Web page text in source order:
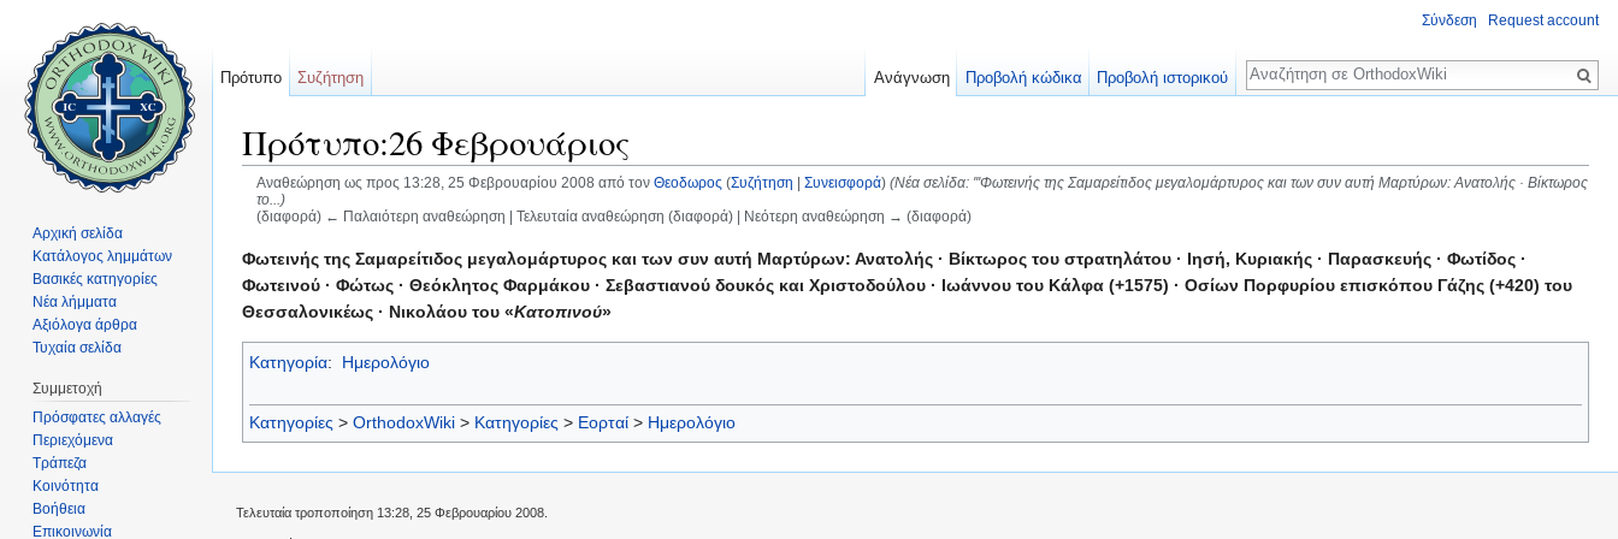
Πρότυπο:26 Φεβρουάριος
Αναθεώρηση ως προς 13:28, 25 Φεβρουαρίου 2008 από τον Θεοδωρος (Συζήτηση Συνεισφορά) (Νέα σελίδα: '''Φωτεινής της Σαμαρείτιδος μεγαλομάρτυρος και των συν αυτή Μαρτύρων: Ανατολής · Βίκτωρος
το...)
(διαφορά) ← Παλαιότερη αναθεώρηση | Τελευταία αναθεώρηση (διαφορά) | Νεότερη αναθεώρηση → (διαφορά)
Φωτεινής της Σαμαρείτιδος μεγαλομάρτυρος και των συν αυτή Μαρτύρων: Ανατολής · Βίκτωρος του στρατηλάτου · Ιησή, Κυριακής · Παρασκευής · Φωτίδος ·
Φωτεινού · Φώτως · Θεόκλητος Φαρμάκου · Σεβαστιανού δουκός και Χριστοδούλου · Ιωάννου του Κάλφα (+1575) · Οσίων Πορφυρίου επισκόπου Γάζης (+420) του
Θεσσαλονικέως · Νικολάου του «Κατοπινού»
Κατηγορία: Ημερολόγιο
Κατηγορίες > OrthodoxWiki > Κατηγορίες > Εορταί > Ημερολόγιο
Σύνδεση Request account
Πρότυπο Συζήτηση Ανάγνωση Προβολή κώδικα Προβολή ιστορικού
Αναζήτηση
Αρχική σελίδα
Κατάλογος λημμάτων
Βασικές κατηγορίες
Νέα λήμματα
Αξιόλογα άρθρα
Τυχαία σελίδα
Συμμετοχή
Πρόσφατες αλλαγές
Περιεχόμενα
Τράπεζα
Κοινότητα
Βοήθεια
Επικοινωνία
Τελευταία τροποποίηση 13:28, 25 Φεβρουαρίου 2008.